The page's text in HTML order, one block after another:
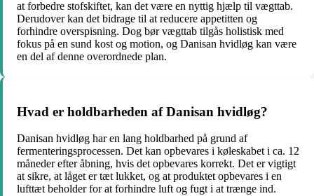
at forbedre stofskiftet, kan det være en nyttig hjælp til vægttab.
Derudover kan det bidrage til at reducere appetitten og
forhindre overspisning. Dog bør vægttab tilgås holistisk med
fokus på en sund kost og motion, og Danisan hvidløg kan være
en del af denne overordnede plan.
Hvad er holdbarheden af Danisan hvidløg?
Danisan hvidløg har en lang holdbarhed på grund af
fermenteringsprocessen. Det kan opbevares i køleskabet i ca. 12
måneder efter åbning, hvis det opbevares korrekt. Det er vigtigt
at sikre, at låget er tæt lukket, og at produktet opbevares i en
lufttæt beholder for at forhindre luft og fugt i at trænge ind.